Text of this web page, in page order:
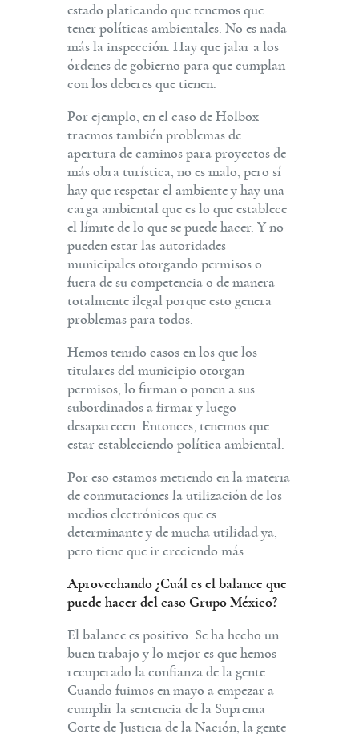
estado platicando que tenemos que
tener políticas ambientales. No es nada
más la inspección. Hay que jalar a los
órdenes de gobierno para que cumplan
con los deberes que tienen.
Por ejemplo, en el caso de Holbox
traemos también problemas de
apertura de caminos para proyectos de
más obra turística, no es malo, pero sí
hay que respetar el ambiente y hay una
carga ambiental que es lo que establece
el límite de lo que se puede hacer. Y no
pueden estar las autoridades
municipales otorgando permisos o
fuera de su competencia o de manera
totalmente ilegal porque esto genera
problemas para todos.
Hemos tenido casos en los que los
titulares del municipio otorgan
permisos, lo firman o ponen a sus
subordinados a firmar y luego
desaparecen. Entonces, tenemos que
estar estableciendo política ambiental.
Por eso estamos metiendo en la materia
de conmutaciones la utilización de los
medios electrónicos que es
determinante y de mucha utilidad ya,
pero tiene que ir creciendo más.
Aprovechando ¿Cuál es el balance que
puede hacer del caso Grupo México?
El balance es positivo. Se ha hecho un
buen trabajo y lo mejor es que hemos
recuperado la confianza de la gente.
Cuando fuimos en mayo a empezar a
cumplir la sentencia de la Suprema
Corte de Justicia de la Nación, la gente